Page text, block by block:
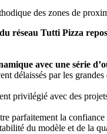
des zones de
réseau Tutti Pizza
avec une série
délaissés par les grandes
privilégié avec des
parfaitement la confiance
du modèle et de la